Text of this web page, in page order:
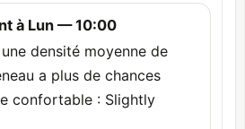
à Lun — 10:00
densité moyenne de
a plus de chances
confortable : Slightly